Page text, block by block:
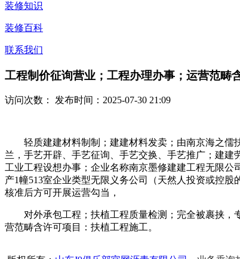
装修知识
装修百科
联系我们
工程制价征询营业；工程办理办事；运营范畴
访问次数： 发布时间：2025-07-30 21:09
轻质建建材料制制；建建材料发卖；由南京海之儒
兰，手艺开辟、手艺征询、手艺交换、手艺推广；建
工业工程设想办事；企业名称南京墨修建建工程无限
产1幢513室企业类型无限义务公司（天然人投资或控
核准后方可开展运营勾当，
对外承包工程；扶植工程质量检测；完全被裹挟，专
营范畴含许可项目：扶植工程施工。